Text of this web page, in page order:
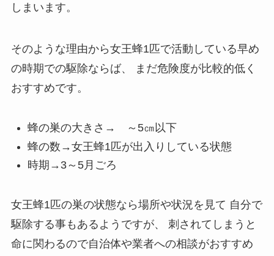
しまいます。
そのような理由から女王蜂1匹で活動している早め
の時期での駆除ならば、
まだ危険度が比較的低く
おすすめです。
蜂の巣の大きさ→ ～5㎝以下
蜂の数→女王蜂1匹が出入りしている状態
時期→3～5月ごろ
女王蜂1匹の巣の状態なら場所や状況を見て 自分で
駆除する事もあるようですが、
刺されてしまうと
命に関わるので自治体や業者への相談がおすすめ